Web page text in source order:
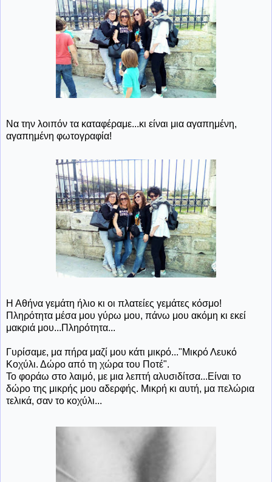
Να την λοιπόν τα καταφέραμε...κι είναι μια αγαπημένη,
αγαπημένη φωτογραφία!
Η Αθήνα γεμάτη ήλιο κι οι πλατείες γεμάτες κόσμο!
Πληρότητα μέσα μου γύρω μου, πάνω μου ακόμη κι εκεί
μακριά μου...Πληρότητα...
Γυρίσαμε, μα πήρα μαζί μου κάτι μικρό..."Μικρό Λευκό
Κοχύλι. Δώρο από τη χώρα του Ποτέ".
Το φοράω στο λαιμό, με μια λεπτή αλυσιδίτσα...Είναι το
δώρο της μικρής μου αδερφής. Μικρή κι αυτή, μα πελώρια
τελικά, σαν το κοχύλι...